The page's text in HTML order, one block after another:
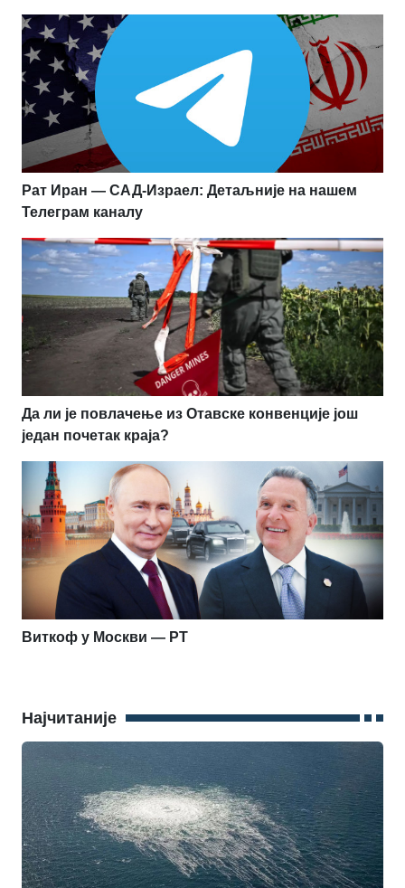
Рат Иран — САД-Израел: Детаљније на нашем
Телеграм каналу
Да ли је повлачење из Отавске конвенције још
један почетак краја?
Виткоф у Москви — РТ
Најчитаније